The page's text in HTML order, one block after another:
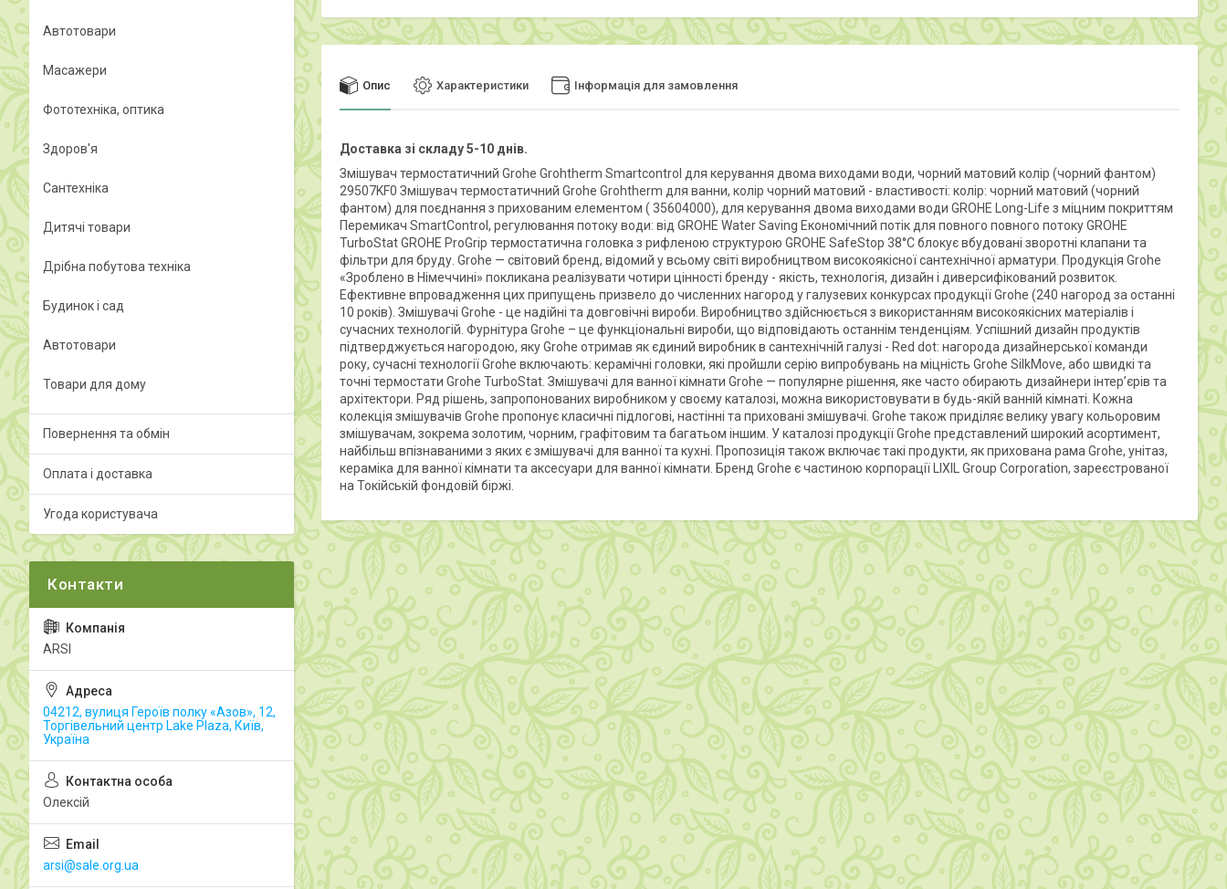
Опис Характеристики Інформація для замовлення
Доставка зі складу 5-10 днів.
Змішувач термостатичний Grohe Grohtherm Smartcontrol для керування двома виходами води, чорний матовий колір (чорний фантом)
29507KF0 Змішувач термостатичний Grohe Grohtherm для ванни, колір чорний матовий - властивості: колір: чорний матовий (чорний
фантом) для поєднання з прихованим елементом ( 35604000), для керування двома виходами води GROHE Long-Life з міцним покриттям
Перемикач SmartControl, регулювання потоку води: від GROHE Water Saving Економічний потік для повного повного потоку GROHE
TurboStat GROHE ProGrip термостатична головка з рифленою структурою GROHE SafeStop 38°C блокує вбудовані зворотні клапани та
фільтри для бруду. Grohe — світовий бренд, відомий у всьому світі виробництвом високоякісної сантехнічної арматури. Продукція Grohe
«Зроблено в Німеччині» покликана реалізувати чотири цінності бренду - якість, технологія, дизайн і диверсифікований розвиток.
Ефективне впровадження цих припущень призвело до численних нагород у галузевих конкурсах продукції Grohe (240 нагород за останні
10 років). Змішувачі Grohe - це надійні та довговічні вироби. Виробництво здійснюється з використанням високоякісних матеріалів і
сучасних технологій. Фурнітура Grohe – це функціональні вироби, що відповідають останнім тенденціям. Успішний дизайн продуктів
підтверджується нагородою, яку Grohe отримав як єдиний виробник в сантехнічній галузі - Red dot: нагорода дизайнерської команди
року, сучасні технології Grohe включають: керамічні головки, які пройшли серію випробувань на міцність Grohe SilkMove, або швидкі та
точні термостати Grohe TurboStat. Змішувачі для ванної кімнати Grohe — популярне рішення, яке часто обирають дизайнери інтер’єрів та
архітектори. Ряд рішень, запропонованих виробником у своєму каталозі, можна використовувати в будь-якій ванній кімнаті. Кожна
колекція змішувачів Grohe пропонує класичні підлогові, настінні та приховані змішувачі. Grohe також приділяє велику увагу кольоровим
змішувачам, зокрема золотим, чорним, графітовим та багатьом іншим. У каталозі продукції Grohe представлений широкий асортимент,
найбільш впізнаваними з яких є змішувачі для ванної та кухні. Пропозиція також включає такі продукти, як прихована рама Grohe, унітаз,
кераміка для ванної кімнати та аксесуари для ванної кімнати. Бренд Grohe є частиною корпорації LIXIL Group Corporation, зареєстрованої
на Токійській фондовій біржі.
Автотовари
Масажери
Фототехніка, оптика
Здоров'я
Сантехніка
Дитячі товари
Дрібна побутова техніка
Будинок і сад
Автотовари
Товари для дому
Повернення та обмін
Оплата і доставка
Угода користувача
ARSI
04212, вулиця Героїв полку «Азов», 12,
Торгівельний центр Lake Plaza, Київ,
Україна
Олексій
arsi@sale.org.ua